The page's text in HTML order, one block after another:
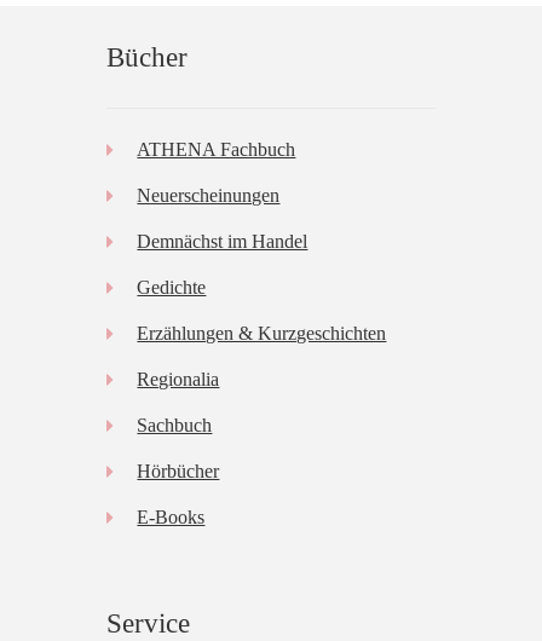
Bücher
ATHENA Fachbuch
Neuerscheinungen
Demnächst im Handel
Gedichte
Erzählungen & Kurzgeschichten
Regionalia
Sachbuch
Hörbücher
E-Books
Service